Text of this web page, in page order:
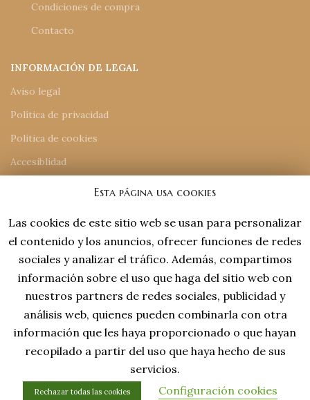
Condiciones de compra
Contacto
INFORMACIÓN DE LEGAL
Aviso legal
Política de privacidad
Política de cookies
Accesiblidad
INFORMACIÓN DE CONTACTO
918 77 48 18
tiendaonline@laviejaespana.com
Tales de Mileto 15, Nave 13 (28806), Alcalá de Henares
Esta página usa cookies
Las cookies de este sitio web se usan para personalizar
el contenido y los anuncios, ofrecer funciones de redes
sociales y analizar el tráfico. Además, compartimos
información sobre el uso que haga del sitio web con
nuestros partners de redes sociales, publicidad y
análisis web, quienes pueden combinarla con otra
información que les haya proporcionado o que hayan
recopilado a partir del uso que haya hecho de sus
servicios.
Rechazar todas las cookies Configuración cookies